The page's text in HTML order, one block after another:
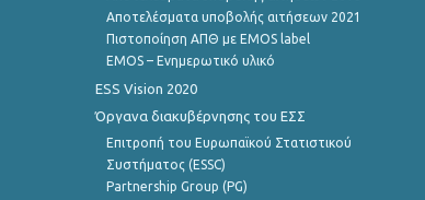
Αποτελέσματα υποβολής αιτήσεων 2021
Πιστοποίηση ΑΠΘ με EMOS label
EMOS – Ενημερωτικό υλικό
ESS Vision 2020
Όργανα διακυβέρνησης του ΕΣΣ
Επιτροπή του Ευρωπαϊκού Στατιστικού
Συστήματος (ESSC)
Partnership Group (PG)